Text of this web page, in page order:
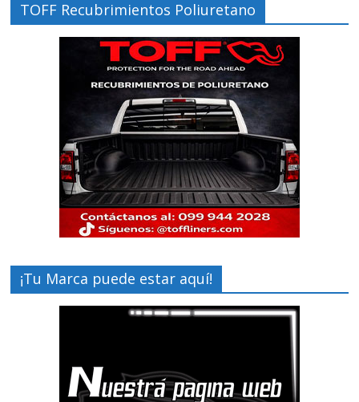
TOFF Recubrimientos Poliuretano
¡Tu Marca puede estar aquí!